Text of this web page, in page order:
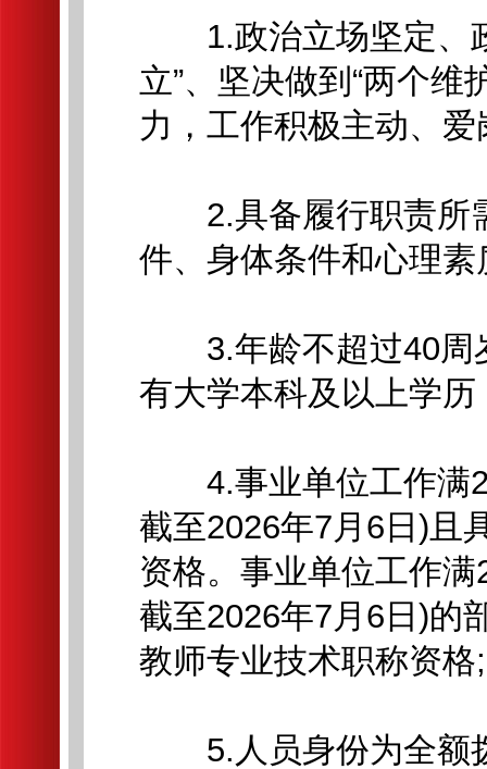
1.政治立场坚定、政
立”、坚决做到“两个维
力，工作积极主动、
2.具备履行职责所
件、身体条件和心理
3.年龄不超过40周
有大学本科及以上学
4.事业单位工作满2
截至2026年7月6日)且
资格。事业单位工作
截至2026年7月6日)的
教师专业技术职称资格;
5.人员身份为全额